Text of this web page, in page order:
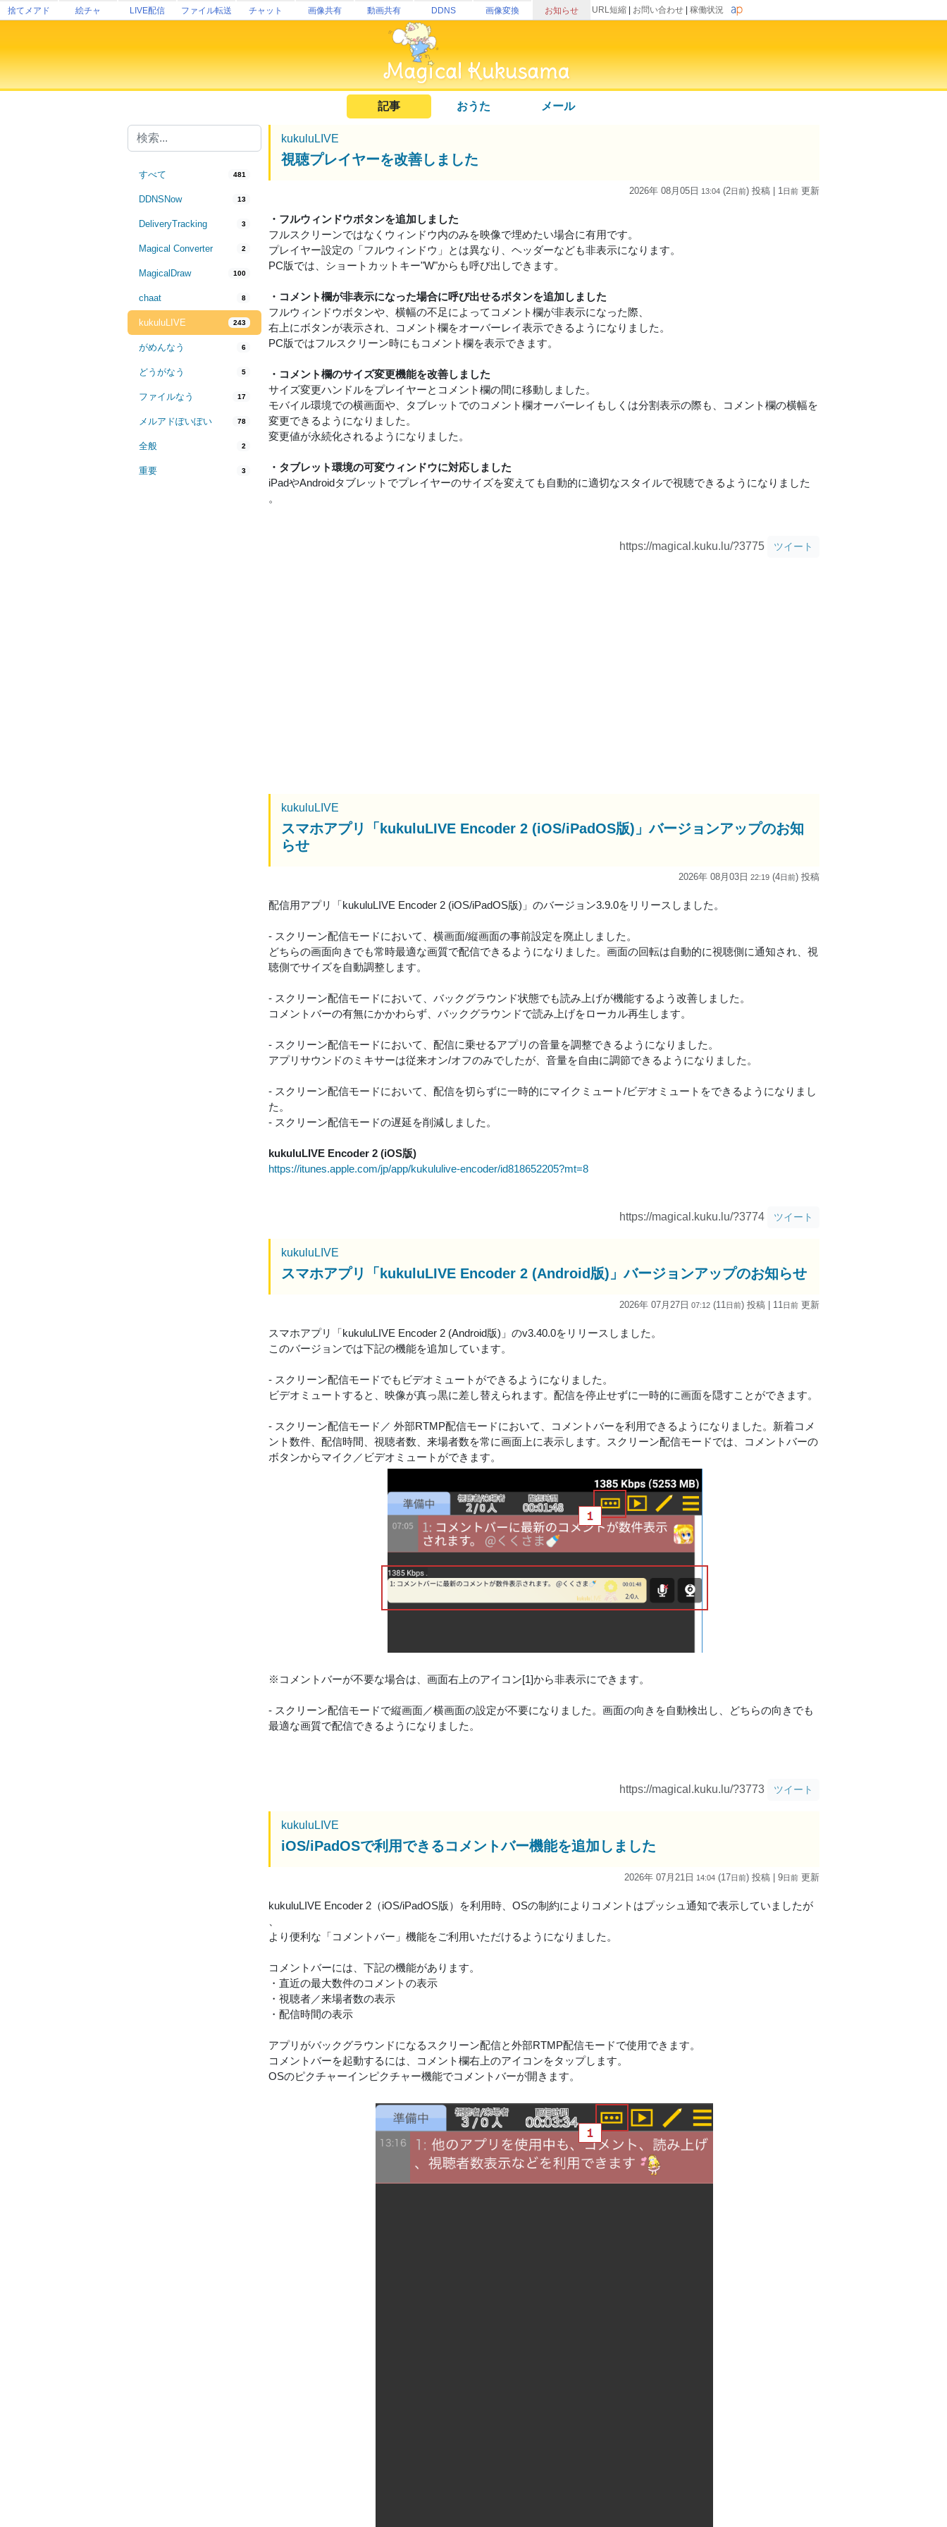
捨てメアド 絵チャ LIVE配信 ファイル転送 チャット 画像共有 動画共有 DDNS 画像変換 お知らせ URL短縮 お問い合わせ 稼働状況
記事 おうた メール
すべて 481
DDNSNow 13
DeliveryTracking 3
Magical Converter 2
MagicalDraw 100
chaat 8
kukuluLIVE 243
がめんなう 6
どうがなう 5
ファイルなう 17
メルアドぽいぽい 78
全般 2
重要 3
kukuluLIVE
視聴プレイヤーを改善しました
2026年 08月05日 13:04 (2日前) 投稿 | 1日前 更新
・フルウィンドウボタンを追加しました
フルスクリーンではなくウィンドウ内のみを映像で埋めたい場合に有用です。
プレイヤー設定の「フルウィンドウ」とは異なり、ヘッダーなども非表示になります。
PC版では、ショートカットキー"W"からも呼び出しできます。
・コメント欄が非表示になった場合に呼び出せるボタンを追加しました
フルウィンドウボタンや、横幅の不足によってコメント欄が非表示になった際、
右上にボタンが表示され、コメント欄をオーバーレイ表示できるようになりました。
PC版ではフルスクリーン時にもコメント欄を表示できます。
・コメント欄のサイズ変更機能を改善しました
サイズ変更ハンドルをプレイヤーとコメント欄の間に移動しました。
モバイル環境での横画面や、タブレットでのコメント欄オーバーレイもしくは分割表示の際も、コメント欄の横幅を
変更できるようになりました。
変更値が永続化されるようになりました。
・タブレット環境の可変ウィンドウに対応しました
iPadやAndroidタブレットでプレイヤーのサイズを変えても自動的に適切なスタイルで視聴できるようになりました
。
https://magical.kuku.lu/?3775 ツイート
kukuluLIVE
スマホアプリ「kukuluLIVE Encoder 2 (iOS/iPadOS版)」バージョンアップのお知
らせ
2026年 08月03日 22:19 (4日前) 投稿
配信用アプリ「kukuluLIVE Encoder 2 (iOS/iPadOS版)」のバージョン3.9.0をリリースしました。
- スクリーン配信モードにおいて、横画面/縦画面の事前設定を廃止しました。
どちらの画面向きでも常時最適な画質で配信できるようになりました。画面の回転は自動的に視聴側に通知され、視
聴側でサイズを自動調整します。
- スクリーン配信モードにおいて、バックグラウンド状態でも読み上げが機能するよう改善しました。
コメントバーの有無にかかわらず、バックグラウンドで読み上げをローカル再生します。
- スクリーン配信モードにおいて、配信に乗せるアプリの音量を調整できるようになりました。
アプリサウンドのミキサーは従来オン/オフのみでしたが、音量を自由に調節できるようになりました。
- スクリーン配信モードにおいて、配信を切らずに一時的にマイクミュート/ビデオミュートをできるようになりまし
た。
- スクリーン配信モードの遅延を削減しました。
kukuluLIVE Encoder 2 (iOS版)
https://itunes.apple.com/jp/app/kukululive-encoder/id818652205?mt=8
https://magical.kuku.lu/?3774 ツイート
kukuluLIVE
スマホアプリ「kukuluLIVE Encoder 2 (Android版)」バージョンアップのお知らせ
2026年 07月27日 07:12 (11日前) 投稿 | 11日前 更新
スマホアプリ「kukuluLIVE Encoder 2 (Android版)」のv3.40.0をリリースしました。
このバージョンでは下記の機能を追加しています。
- スクリーン配信モードでもビデオミュートができるようになりました。
ビデオミュートすると、映像が真っ黒に差し替えられます。配信を停止せずに一時的に画面を隠すことができます。
- スクリーン配信モード／ 外部RTMP配信モードにおいて、コメントバーを利用できるようになりました。新着コメ
ント数件、配信時間、視聴者数、来場者数を常に画面上に表示します。スクリーン配信モードでは、コメントバーの
ボタンからマイク／ビデオミュートができます。
※コメントバーが不要な場合は、画面右上のアイコン[1]から非表示にできます。
- スクリーン配信モードで縦画面／横画面の設定が不要になりました。画面の向きを自動検出し、どちらの向きでも
最適な画質で配信できるようになりました。
https://magical.kuku.lu/?3773 ツイート
kukuluLIVE
iOS/iPadOSで利用できるコメントバー機能を追加しました
2026年 07月21日 14:04 (17日前) 投稿 | 9日前 更新
kukuluLIVE Encoder 2（iOS/iPadOS版）を利用時、OSの制約によりコメントはプッシュ通知で表示していましたが
より便利な「コメントバー」機能をご利用いただけるようになりました。
コメントバーには、下記の機能があります。
・直近の最大数件のコメントの表示
・視聴者／来場者数の表示
・配信時間の表示
アプリがバックグラウンドになるスクリーン配信と外部RTMP配信モードで使用できます。
コメントバーを起動するには、コメント欄右上のアイコンをタップします。
OSのピクチャーインピクチャー機能でコメントバーが開きます。